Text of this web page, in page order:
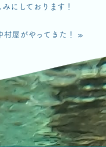
にしております！
村屋がやってきた！ »